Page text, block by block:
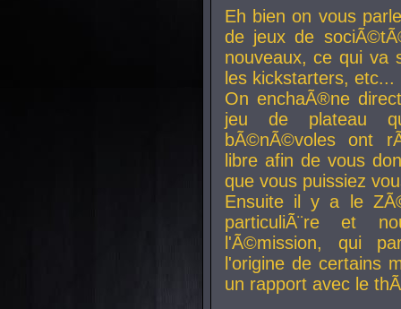
Eh bien on vous
de jeux de
nouveaux, ce qui va
les kickstarters, etc...
On enchaÃ®ne
jeu de plateau
bÃ©nÃ©voles ont
libre afin de vous
que vous puissiez
Ensuite il y a le
particuliÃ¨re et
l'Ã©mission, qui
l'origine de certains
un rapport avec le